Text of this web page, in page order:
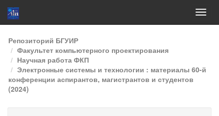
Skip
navigation
Репозиторий БГУИР
Факультет компьютерного проектирования
Научная работа ФКП
Электронные системы и технологии : материалы 60-й
конференции аспирантов, магистрантов и студентов
(2024)